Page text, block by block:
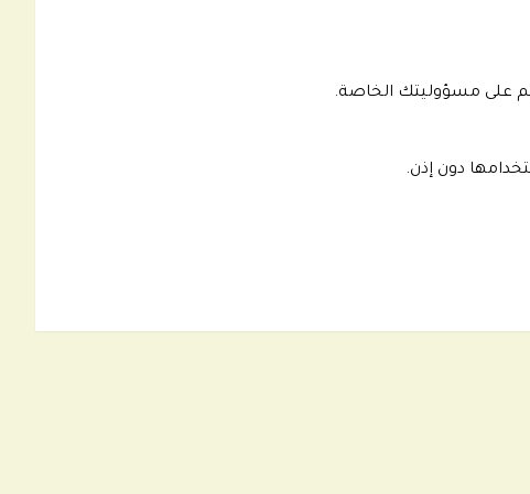
على مسؤوليتك الخاصة.
دون إذن.